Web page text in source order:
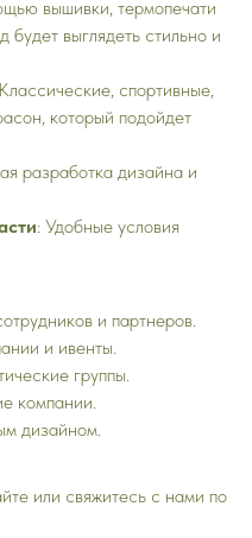
вышивки, термопечати
выглядеть стильно и
спортивные,
который подойдет
разработка дизайна и
: Удобные условия
и партнеров.
и ивенты.
группы.
компании.
дизайном.
или свяжитесь с нами по